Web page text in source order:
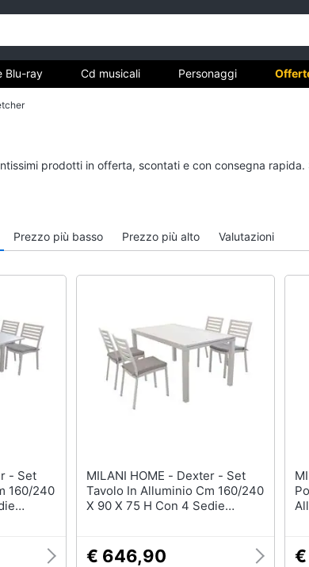
DVD Film
Vedi tutti
Musica
Vedi tutti
Blu-ray Cd musicali Personaggi
prodotti in offerta, scontati e con consegna
Prezzo più basso Prezzo più alto Valutazioni
160/240
MILANI HOME - Dexter - Set
Tavolo In Alluminio Cm 160/240
X 90 X 75 H Con 4 Sedie
€ 646,90